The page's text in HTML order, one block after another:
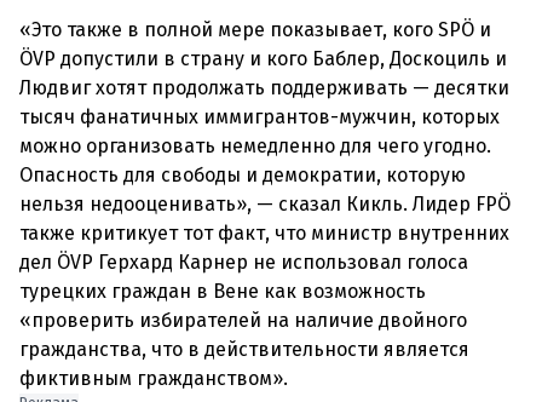
«Это также в полной мере показывает, кого SPÖ и
ÖVP допустили в страну и кого Баблер, Доскоциль и
Людвиг хотят продолжать поддерживать — десятки
тысяч фанатичных иммигрантов-мужчин, которых
можно организовать немедленно для чего угодно.
Опасность для свободы и демократии, которую
нельзя недооценивать», — сказал Кикль. Лидер FPÖ
также критикует тот факт, что министр внутренних
дел ÖVP Герхард Карнер не использовал голоса
турецких граждан в Вене как возможность
«проверить избирателей на наличие двойного
гражданства, что в действительности является